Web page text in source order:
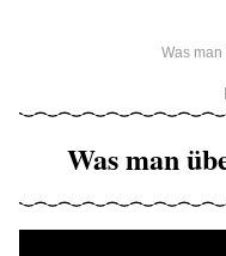
Was
Was man